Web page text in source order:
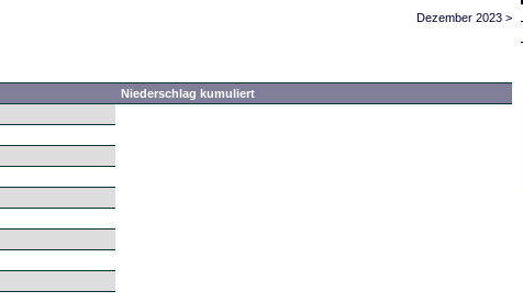
Dezember 2023 >
Niederschlag kumuliert